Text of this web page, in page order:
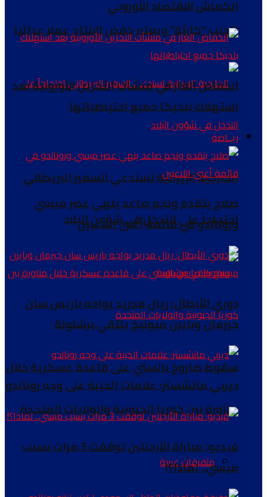
لتجنب “كارثة” ويعتبر خفض الإنتاج عملا عدائيا
الخارجية الإيرانية تستدعي السفير البريطاني
احتجاجاً على التدخل في شؤون البلاد
سقوط صاروخ بالستي على قاعدة عسكرية خلال
مناورة بين كوريا الجنوبية والولايات المتحدة
متفرقات عربية
انكماش الاقتصاد الأوروبي
انخفاض الغاز في منشآت التخزين الأوروبية بعد
استهلاك بلجيكا جميع احتياطياتها
ريــاضة
صلاح يتقدم ونجم صاعد ينهي عصر ميسي
ورونالدو في قائمة أغنى اللاعبين
دوري الأبطال: ريال مدريد يواجه باريس سان
جيرمان وبايرن ميونيخ يلتقي برشلونة
ديربي مانشستر: علامات الخيبة على وجه رونالدو
فيديو: مباراة الأرجنتين توقفت 3 مرات بسبب
ميسي.. لماذا؟!